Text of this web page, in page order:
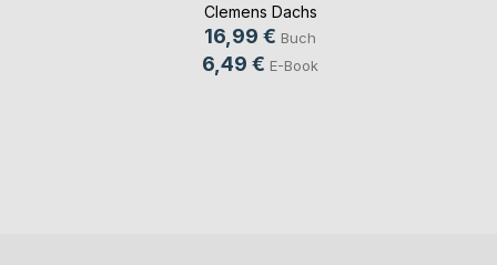
Clemens Dachs
16,99 € Buch
6,49 € E-Book